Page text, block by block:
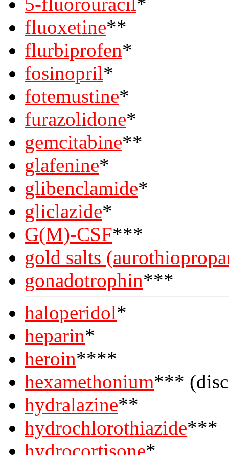
fluoxetine**
flurbiprofen*
fosinopril*
fotemustine*
furazolidone*
gemcitabine**
glafenine*
glibenclamide*
gliclazide*
G(M)-CSF***
gold salts
gonadotrophin***
haloperidol*
heparin*
heroin****
hexamethonium***
hydralazine**
hydrochlorothiazide***